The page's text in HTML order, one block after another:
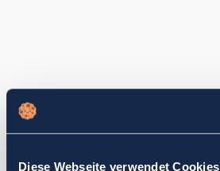
Diese Webseite verwendet Cookies